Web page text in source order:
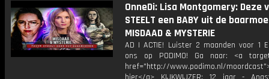
OnneDi: Lisa Montgomery: Deze
STEELT een BABY uit de
MISDAAD & MYSTERIE
AD | ACTIE! Luister 2 maanden voor 1
ons op PODIMO! Ga naar: <a
href="http://www.podimo.nl/